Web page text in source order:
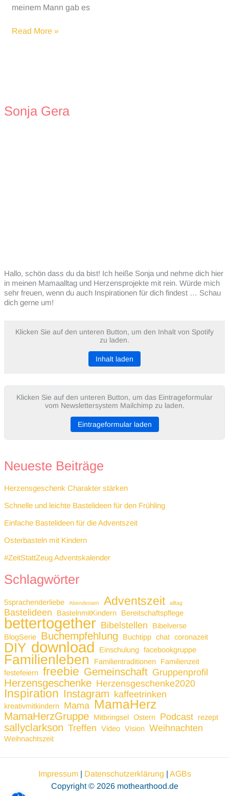
meinem Mann gab es
Die
Kinder
Read More »
Sonja Gera
Hallo, schön dass du da bist! Ich heiße Sonja und nehme dich hier
in meinen Mamaalltag und Herzensprojekte mit rein. Würde mich
sehr freuen, wenn du auch Inspirationen für dich findest … Schau
dich gerne um!
Klicken Sie auf den unteren Button, um den Inhalt von Spotify
zu laden.
Inhalt laden
Klicken Sie auf den unteren Button, um das Eintrageformular
vom Newslettersystem Mailchimp zu laden.
Eintrageformular laden
Neueste Beiträge
Herzensgeschenk Charakter stärken
Schnelle und leichte Bastelideen für den Frühling
Einfache Bastelideen für die Adventszeit
Osterbasteln mit Kindern
#ZeitStattZeug Adventskalender
Schlagwörter
5sprachenderliebe Abendessen Adventszeit alltag
Bastelideen BastelnmitKindern Bereitschaftspflege
bettertogether Bibelstellen
Bibelverse
BlogSerie
Buchempfehlung Buchtipp chat coronazeit
DIY download Einschulung facebookgruppe
Familienleben Familientraditionen
Familienzeit
festefeiern freebie Gemeinschaft Gruppenprofil
Herzensgeschenke Herzensgeschenke2020
Inspiration Instagram kaffeetrinken
kreativmitkindern Mama MamaHerz
MamaHerzGruppe Mitbringsel Ostern Podcast rezept
sallyclarkson Treffen Video Vision Weihnachten
Weihnachtszeit
Impressum| Datenschutzerklärung | AGBs
Copyright © 2026 mothearthood.de